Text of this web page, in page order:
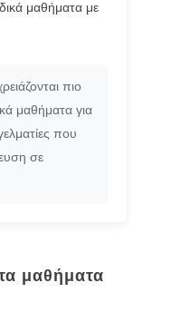
μαθήματα με
πιο
μαθήματα για
που
σε
μαθήματα